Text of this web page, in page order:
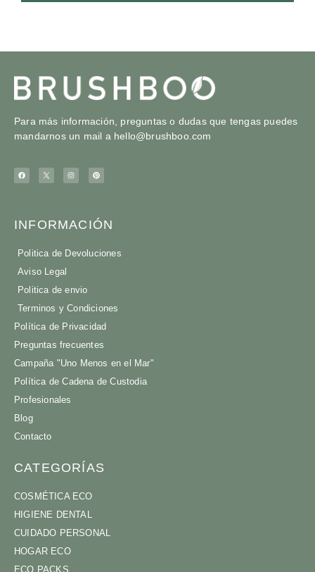
Para más información, preguntas o dudas que tengas puedes
mandarnos un mail a hello@brushboo.com
INFORMACIÓN
Politica de Devoluciones
Aviso Legal
Politica de envio
Terminos y Condiciones
Política de Privacidad
Preguntas frecuentes
Campaña "Uno Menos en el Mar"
Política de Cadena de Custodia
Profesionales
Blog
Contacto
CATEGORÍAS
COSMÉTICA ECO
HIGIENE DENTAL
CUIDADO PERSONAL
HOGAR ECO
ECO PACKS